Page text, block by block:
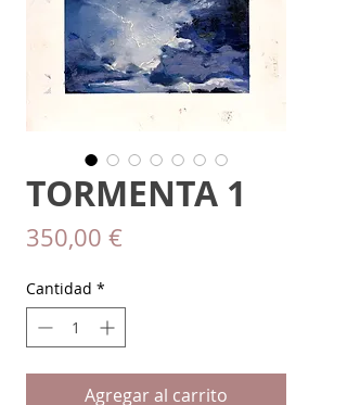
TORMENTA 1
350,00 €
Cantidad *
Agregar al carrito